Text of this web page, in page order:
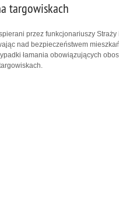
targowiskach
przez funkcjonariuszy
nad bezpieczeństwem
łamania obowiązujących